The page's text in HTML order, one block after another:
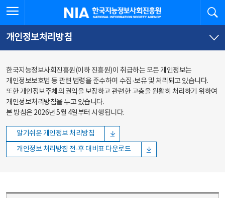
바로가기
바로가기
한국지능정보사회진흥원
개인정보처리방침
한국지능정보사회진흥원(이하 진흥원)이 취급하는 모든 개인정보는
개인정보보호법 등 관련 법령을 준수하여 수집·보유 및 처리되고 있습니다.
또한 개인정보주체의 권익을 보장하고 관련한 고충을 원활히 처리하기 위하여
개인정보처리방침을 두고 있습니다.
본 방침은 2026년 5월 4일부터 시행됩니다.
알기쉬운 개인정보 처리방침
개인정보 처리방침 전·후 대비표 다운로드